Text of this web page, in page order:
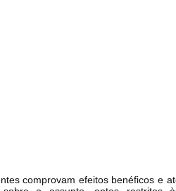
comprovam efeitos benéficos e